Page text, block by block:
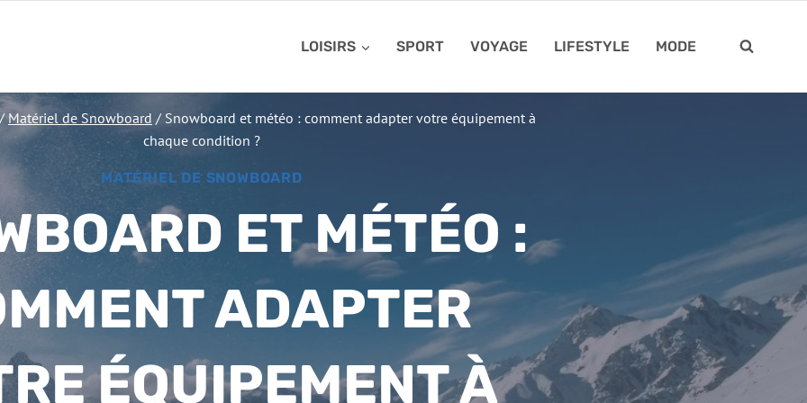
LOISIRS SPORT VOYAGE LIFESTYLE MODE
/ Matériel de Snowboard / Snowboard et météo : comment adapter votre équipement à
chaque condition ?
MATÉRIEL DE SNOWBOARD
ET MÉTÉO :
ADAPTER
ÉQUIPEMENT À